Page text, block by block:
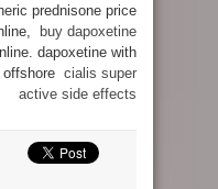
prednisone price
buy dapoxetine
dapoxetine with
offshore cialis super
active side effects